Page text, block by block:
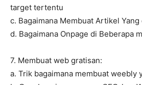
target tertentu
c. Bagaimana Membuat Artikel
d. Bagaimana Onpage di Beberapa
7. Membuat web gratisan:
a. Trik bagaimana membuat weebly